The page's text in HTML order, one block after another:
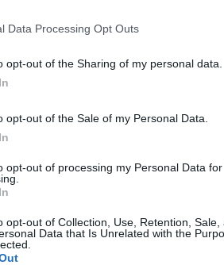
Data Processing Opt Outs
opt-out of the Sharing of my personal data.
opt-out of the Sale of my Personal Data.
opt-out of processing my Personal Data for
opt-out of Collection, Use, Retention, Sale,
Data that Is Unrelated with the
nella sezioneLogindal menù
Notizie Sardegna
i tuoi video e le tue foto
+39 345 356 7512